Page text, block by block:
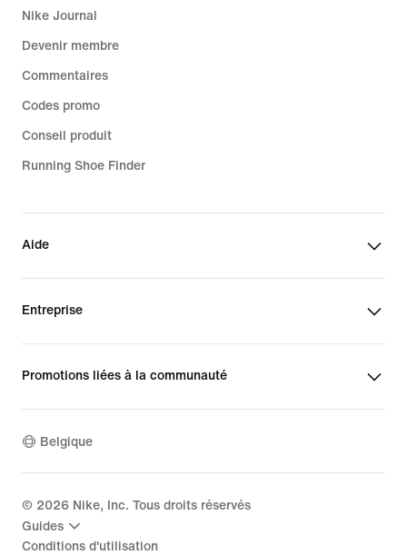
Nike Journal
Devenir membre
Commentaires
Codes promo
Conseil produit
Running Shoe Finder
Aide
Entreprise
Promotions liées à la communauté
Belgique
© 2026 Nike, Inc. Tous droits réservés
Guides
Conditions d'utilisation